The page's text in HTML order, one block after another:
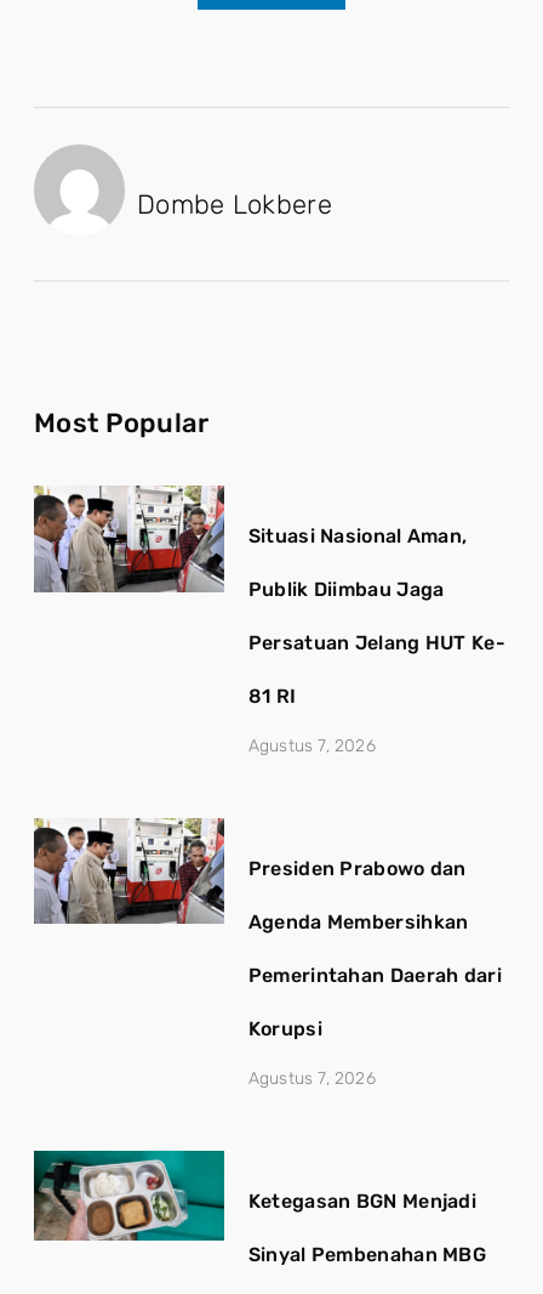
Dombe Lokbere
Most Popular
Situasi Nasional Aman,
Publik Diimbau Jaga
Persatuan Jelang HUT Ke-
81 RI
Agustus 7, 2026
Presiden Prabowo dan
Agenda Membersihkan
Pemerintahan Daerah dari
Korupsi
Agustus 7, 2026
Ketegasan BGN Menjadi
Sinyal Pembenahan MBG